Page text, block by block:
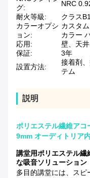
グ:
NRC
耐火等級:
クラス
カラーオプシ
ョン:
カスタ
カラー
応用:
壁、天
保証:
3年
設置方法:
接着剤
テム
説明
ポリエステル繊維ア
9mm オーディトリア
講堂用ポリエステル
な吸音ソリューション
多目的講堂には、ス